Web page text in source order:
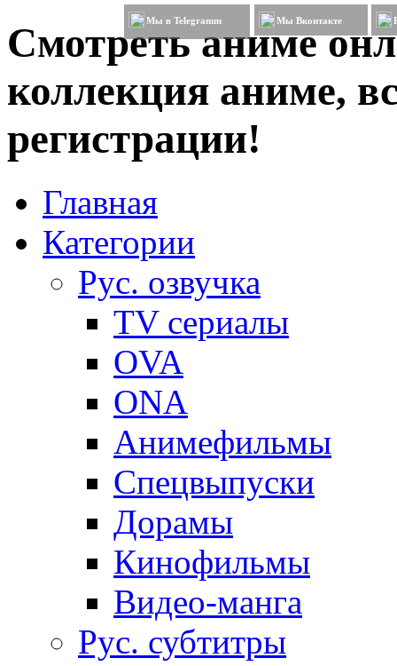
Смотреть аниме
коллекция аниме,
регистрации!
Мы в Telegramm Мы Вконтакте
Главная
Категории
Рус. озвучка
TV сериалы
OVA
ONA
Анимефильмы
Спецвыпуски
Дорамы
Кинофильмы
Видео-манга
Рус. субтитры